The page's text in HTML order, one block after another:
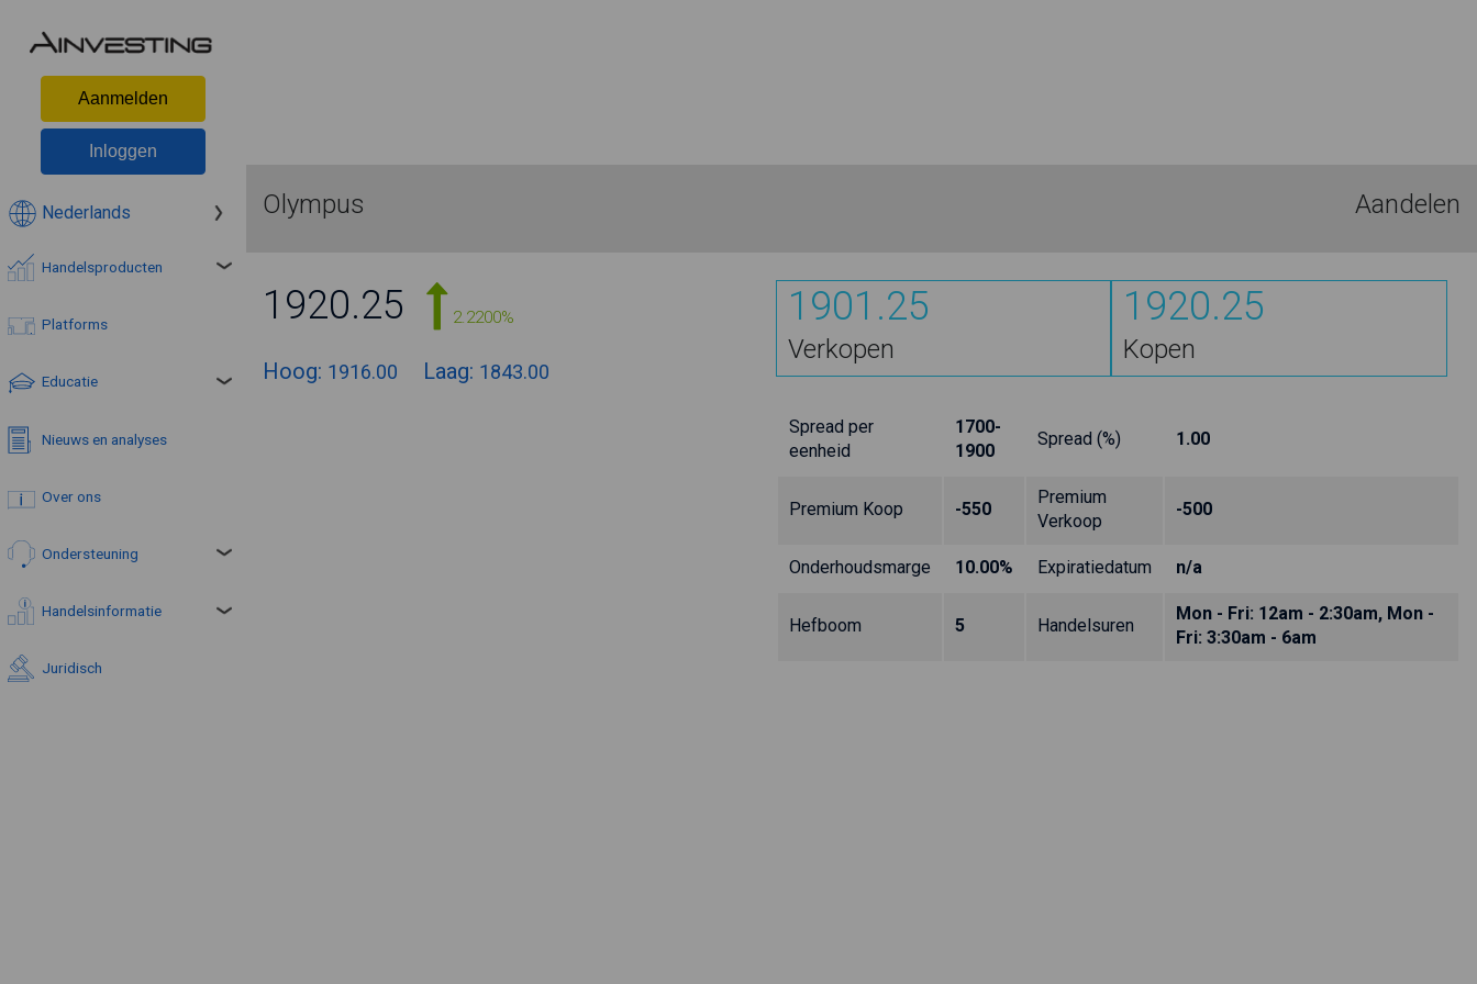
Aanmelden
Inloggen
Nederlands
Handelsproducten
Platforms
Educatie
Nieuws en analyses
Over ons
Ondersteuning
Handelsinformatie
Juridisch
Olympus Aandelen
1920.25 2.2200%
Hoog: 1916.00 Laag: 1843.00
1901.25
Verkopen
1920.25
Kopen
Spread per
eenheid
1700-
1900
Spread (%) 1.00
Premium Koop -550
Premium
Verkoop
-500
Onderhoudsmarge 10.00% Expiratiedatum n/a
Hefboom 5 Handelsuren
Mon - Fri: 12am - 2:30am, Mon -
Fri: 3:30am - 6am